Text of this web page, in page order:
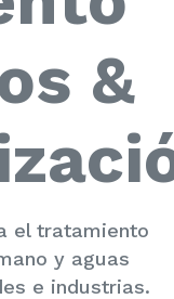
&
el tratamiento
y aguas
e industrias.